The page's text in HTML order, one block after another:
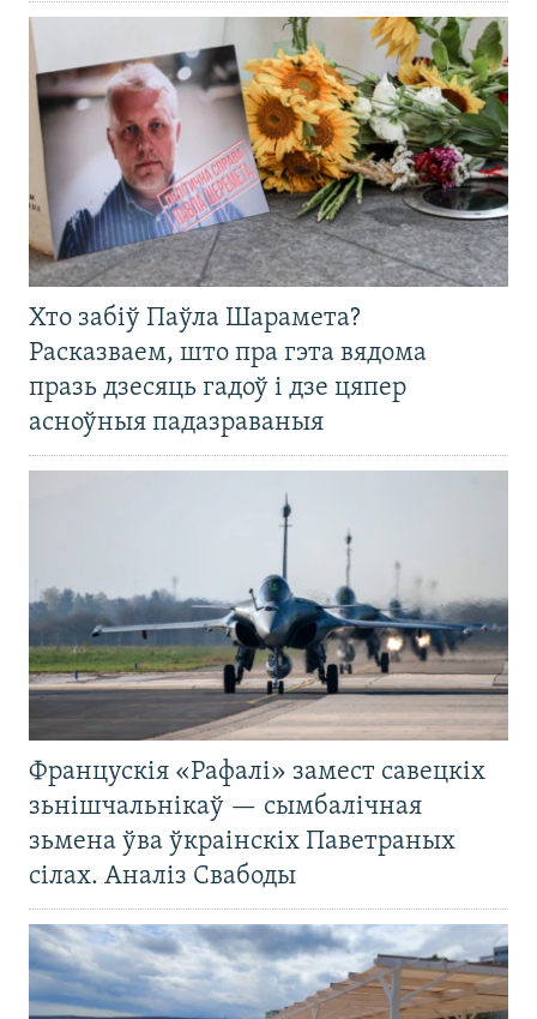
Хто забіў Паўла Шарамета?
Расказваем, што пра гэта вядома
празь дзесяць гадоў і дзе цяпер
асноўныя падазраваныя
Францускія «Рафалі» замест савецкіх
зьнішчальнікаў — сымбалічная
зьмена ўва ўкраінскіх Паветраных
сілах. Аналіз Свабоды